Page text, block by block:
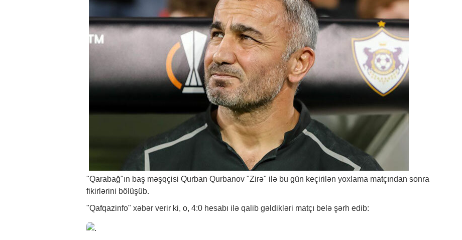
"Qarabağ"ın baş məşqçisi Qurban Qurbanov "Zirə" ilə bu gün keçirilən yoxlama matçından sonra
fikirlərini bölüşüb.
"Qafqazinfo" xəbər verir ki, o, 4:0 hesabı ilə qalib gəldikləri matçı belə şərh edib: